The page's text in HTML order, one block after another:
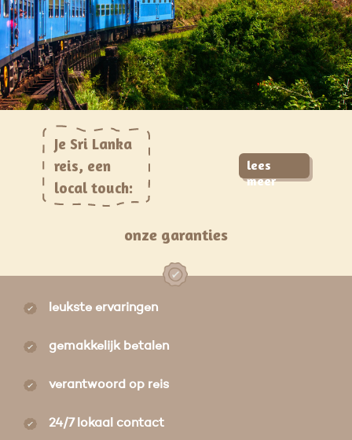
onze garanties
leukste ervaringen
gemakkelijk betalen
verantwoord op reis
24/7 lokaal contact
Je Sri Lanka
reis, een
local touch:
lees
meer